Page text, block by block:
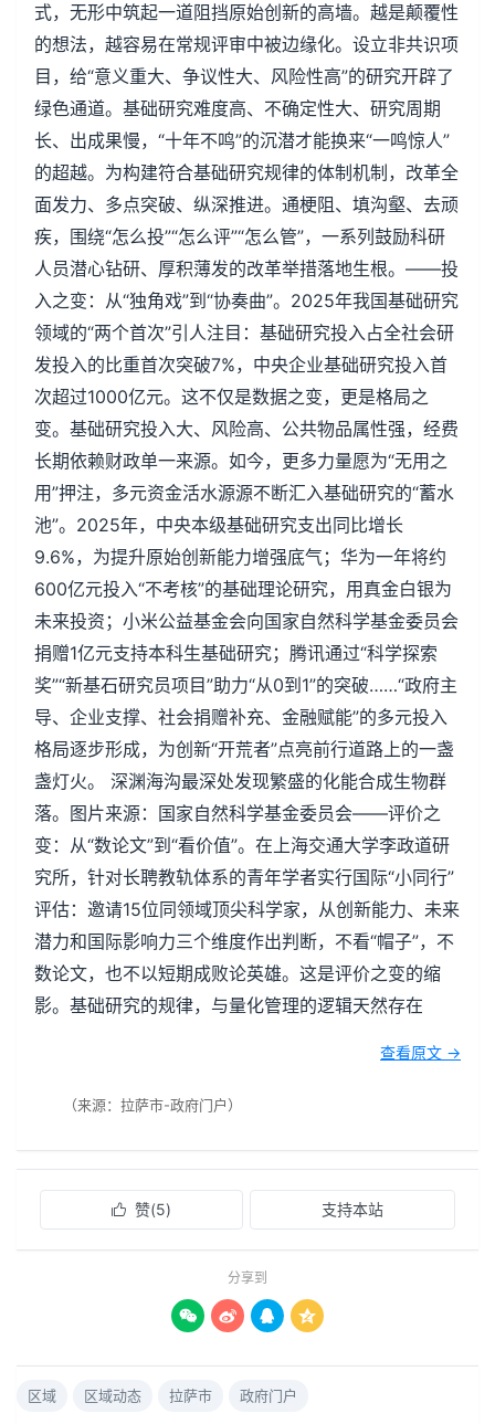
式，无形中筑起一道阻挡原始创新的高墙。越是颠覆性
的想法，越容易在常规评审中被边缘化。设立非共识项
目，给“意义重大、争议性大、风险性高”的研究开辟了
绿色通道。基础研究难度高、不确定性大、研究周期
长、出成果慢，“十年不鸣”的沉潜才能换来“一鸣惊人”
的超越。为构建符合基础研究规律的体制机制，改革全
面发力、多点突破、纵深推进。通梗阻、填沟壑、去顽
疾，围绕“怎么投”“怎么评”“怎么管”，一系列鼓励科研
人员潜心钻研、厚积薄发的改革举措落地生根。——投
入之变：从“独角戏”到“协奏曲”。2025年我国基础研究
领域的“两个首次”引人注目：基础研究投入占全社会研
发投入的比重首次突破7%，中央企业基础研究投入首
次超过1000亿元。这不仅是数据之变，更是格局之
变。基础研究投入大、风险高、公共物品属性强，经费
长期依赖财政单一来源。如今，更多力量愿为“无用之
用”押注，多元资金活水源源不断汇入基础研究的“蓄水
池”。2025年，中央本级基础研究支出同比增长
9.6%，为提升原始创新能力增强底气；华为一年将约
600亿元投入“不考核”的基础理论研究，用真金白银为
未来投资；小米公益基金会向国家自然科学基金委员会
捐赠1亿元支持本科生基础研究；腾讯通过“科学探索
奖”“新基石研究员项目”助力“从0到1”的突破……“政府主
导、企业支撑、社会捐赠补充、金融赋能”的多元投入
格局逐步形成，为创新“开荒者”点亮前行道路上的一盏
盏灯火。 深渊海沟最深处发现繁盛的化能合成生物群
落。图片来源：国家自然科学基金委员会——评价之
变：从“数论文”到“看价值”。在上海交通大学李政道研
究所，针对长聘教轨体系的青年学者实行国际“小同行”
评估：邀请15位同领域顶尖科学家，从创新能力、未来
潜力和国际影响力三个维度作出判断，不看“帽子”，不
数论文，也不以短期成败论英雄。这是评价之变的缩
影。基础研究的规律，与量化管理的逻辑天然存在
查看原文 →
（来源：拉萨市-政府门户）
 赞(5) 支持本站
分享到
   
区域 区域动态 拉萨市 政府门户